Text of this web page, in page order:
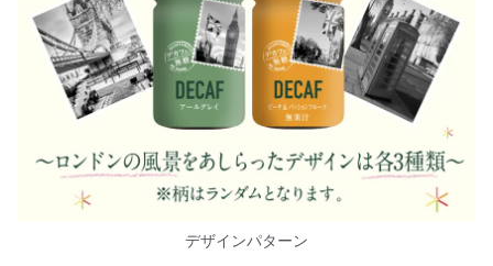
デザインパターン